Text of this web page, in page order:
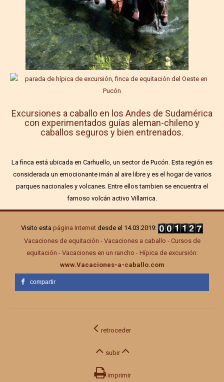
Excursiones a caballo en los Andes de Sudamérica
con experimentados guías aleman-chileno y
caballos seguros y bien entrenados.
La finca está ubicada en Carhuello, un sector de Pucón. Esta región es
considerada un emocionante imán al aire libre y es el hogar de varios
parques nacionales y volcanes. Entre ellos tambien se encuentra el
famoso volcán activo Villarrica.
Visito esta página Internet desde el 14.03.2019:
Vacaciones de equitación - Vacaciones a caballo - Cursos de
equitación - Vacaciones en un rancho - Hípica de excursión:
www.Vacaciones-a-caballo.com
compartir
retroceder
subir
imprimir